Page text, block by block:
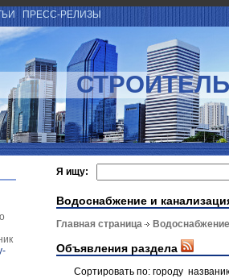
ПРЕСС-РЕЛИЗЫ
Я ищу:
Водоснабжение и
Главная страница
Объявления раздела
Сортировать по: городу